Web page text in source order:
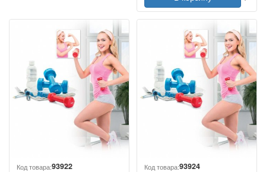
Код товара:93922 Код товара:93924